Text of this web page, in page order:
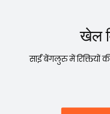
खेल
साईं बेंगलुरु में रिक्तियों